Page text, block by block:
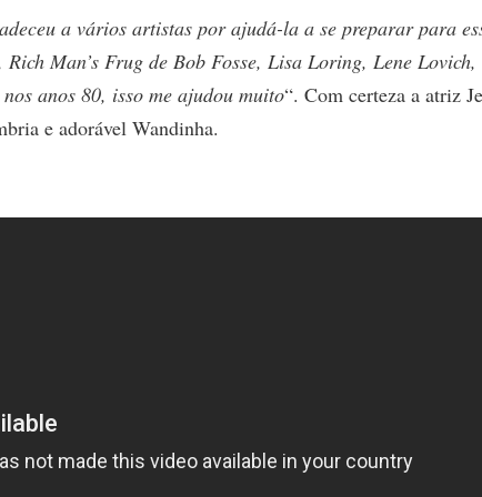
a vários artistas por ajudá-la a se preparar para
Man’s Frug de Bob Fosse, Lisa Loring, Lene Lovich,
anos 80, isso me ajudou muito“. Com certeza a atriz
e adorável Wandinha.